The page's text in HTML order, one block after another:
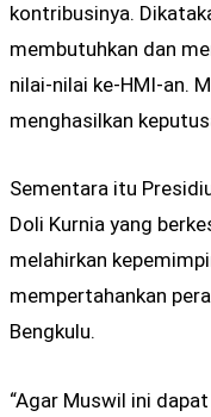
kontribusinya.
membutuhkan dan
nilai-nilai ke-HMI-an.
menghasilkan
Sementara itu
Doli Kurnia yang
melahirkan
mempertahankan
Bengkulu.
“Agar Muswil ini